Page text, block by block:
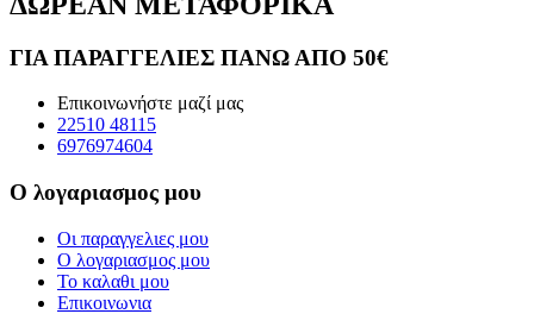
ΓΙΑ ΠΑΡΑΓΓΕΛΙΕΣ ΠΑΝΩ ΑΠΟ 50€
Επικοινωνήστε μαζί μας
22510 48115
6976974604
Ο λογαριασμος μου
Οι παραγγελιες μου
Ο λογαριασμος μου
Το καλαθι μου
Επικοινωνια